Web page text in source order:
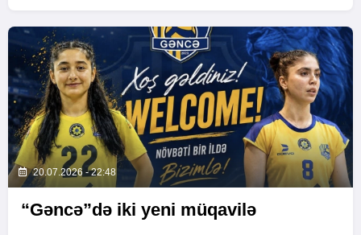
20.07.2026 - 22:48
“Gəncə”də iki yeni müqavilə